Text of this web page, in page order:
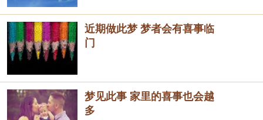
近期做此梦 梦者会有喜事临
门
梦见此事 家里的喜事也会越
多